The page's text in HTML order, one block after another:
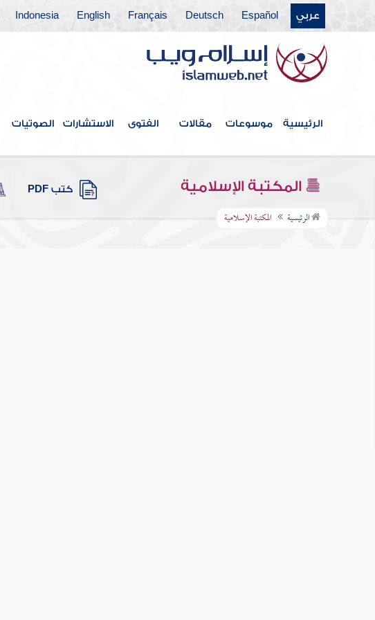
عربي Español
Deutsch
Français
English
Indonesia
الرئيسية موسوعات مقالات الفتوى الاستشارات الصوتيات
المكتبة الإسلامية كتب PDF
الرئيسية المكتبة الإسلامية